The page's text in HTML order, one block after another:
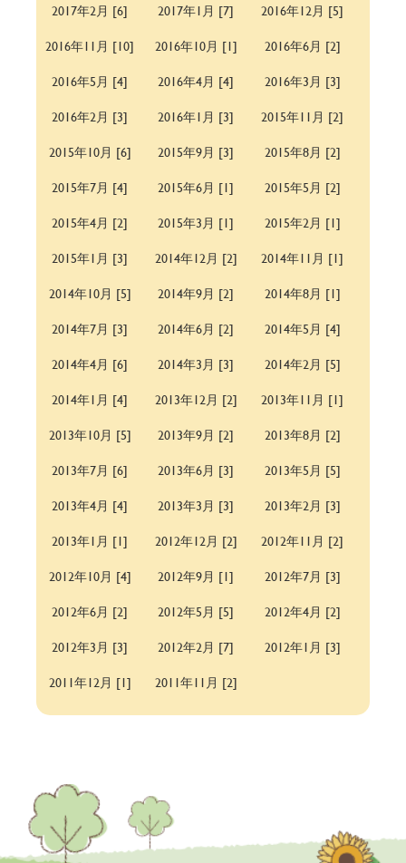
2017年2月 [6]
2017年1月 [7]
2016年12月 [5]
2016年11月 [10]
2016年10月 [1]
2016年6月 [2]
2016年5月 [4]
2016年4月 [4]
2016年3月 [3]
2016年2月 [3]
2016年1月 [3]
2015年11月 [2]
2015年10月 [6]
2015年9月 [3]
2015年8月 [2]
2015年7月 [4]
2015年6月 [1]
2015年5月 [2]
2015年4月 [2]
2015年3月 [1]
2015年2月 [1]
2015年1月 [3]
2014年12月 [2]
2014年11月 [1]
2014年10月 [5]
2014年9月 [2]
2014年8月 [1]
2014年7月 [3]
2014年6月 [2]
2014年5月 [4]
2014年4月 [6]
2014年3月 [3]
2014年2月 [5]
2014年1月 [4]
2013年12月 [2]
2013年11月 [1]
2013年10月 [5]
2013年9月 [2]
2013年8月 [2]
2013年7月 [6]
2013年6月 [3]
2013年5月 [5]
2013年4月 [4]
2013年3月 [3]
2013年2月 [3]
2013年1月 [1]
2012年12月 [2]
2012年11月 [2]
2012年10月 [4]
2012年9月 [1]
2012年7月 [3]
2012年6月 [2]
2012年5月 [5]
2012年4月 [2]
2012年3月 [3]
2012年2月 [7]
2012年1月 [3]
2011年12月 [1]
2011年11月 [2]